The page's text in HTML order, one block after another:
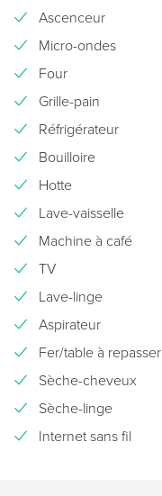
Ascenceur
Micro-ondes
Four
Grille-pain
Réfrigérateur
Bouilloire
Hotte
Lave-vaisselle
Machine à café
TV
Lave-linge
Aspirateur
Fer/table à repasser
Sèche-cheveux
Sèche-linge
Internet sans fil